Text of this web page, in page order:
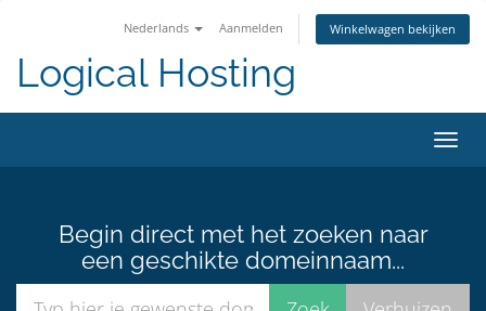
Nederlands Aanmelden Winkelwagen bekijken
Logical Hosting
in-/
Begin direct met het zoeken naar
een geschikte domeinnaam...